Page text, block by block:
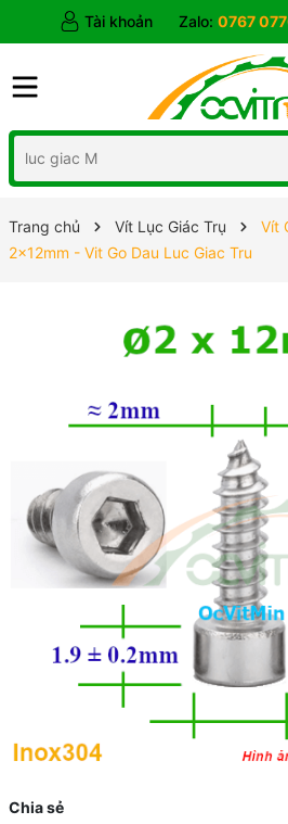
Tài khoản Zalo: 0767
Trang chủ Vít Lục Giác Trụ
Vít
2x12mm - Vit Go Dau Luc Giac Tru
Chia sẻ